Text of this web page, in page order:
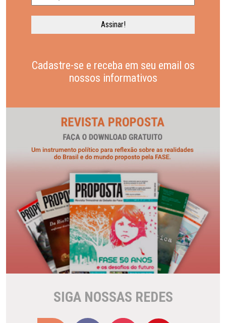
Cadastre-se e receba em seu email os
nossos informativos
SIGA NOSSAS REDES